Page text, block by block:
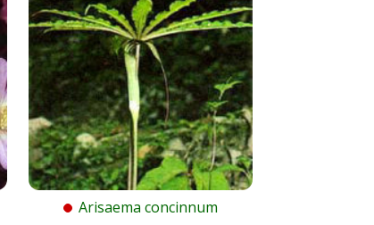
Arisaema concinnum